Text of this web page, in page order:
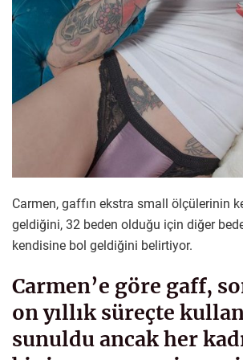
Carmen, gaffın ekstra small ölçülerinin
geldiğini, 32 beden olduğu için diğer
kendisine bol geldiğini belirtiyor.
Carmen’e göre gaff,
on yıllık süreçte
sunuldu ancak her